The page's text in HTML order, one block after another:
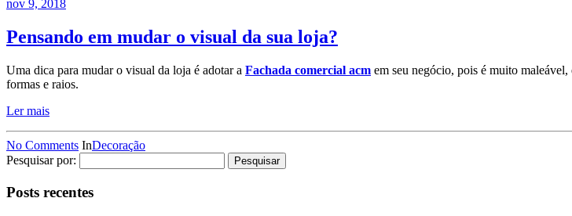
nov 9, 2018
Pensando em mudar o visual da sua loja?
Uma dica para mudar o visual da loja é adotar a Fachada comercial acm em seu negócio, pois é muito
formas e raios.
Ler mais
No Comments InDecoração
Pesquisar por:
Posts recentes